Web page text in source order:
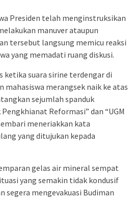
Presiden telah menginstruksikan
manuver ataupun
tersebut langsung memicu reaksi
yang memadati ruang diskusi.
ketika suara sirine terdengar di
mahasiswa merangsek naik ke atas
sejumlah spanduk
Reformasi” dan “UGM
meneriakkan kata
yang ditujukan kepada
gelas air mineral sempat
yang semakin tidak kondusif
segera mengevakuasi Budiman